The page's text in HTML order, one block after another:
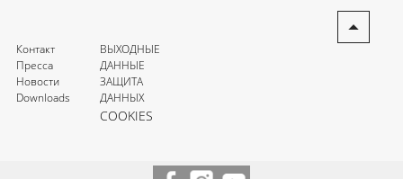
Контакт
Пресса
Новости
Downloads
ВЫХОДНЫЕ
ДАННЫЕ
ЗАЩИТА
ДАННЫХ
COOKIES